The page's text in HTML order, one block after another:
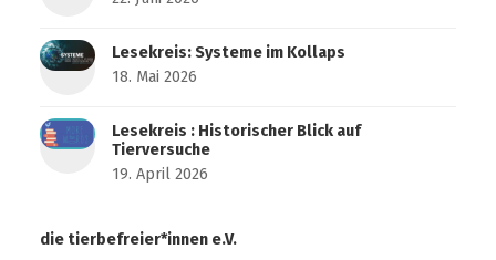
Lesekreis: Systeme im Kollaps
18. Mai 2026
Lesekreis : Historischer Blick auf
Tierversuche
19. April 2026
die tierbefreier*innen e.V.